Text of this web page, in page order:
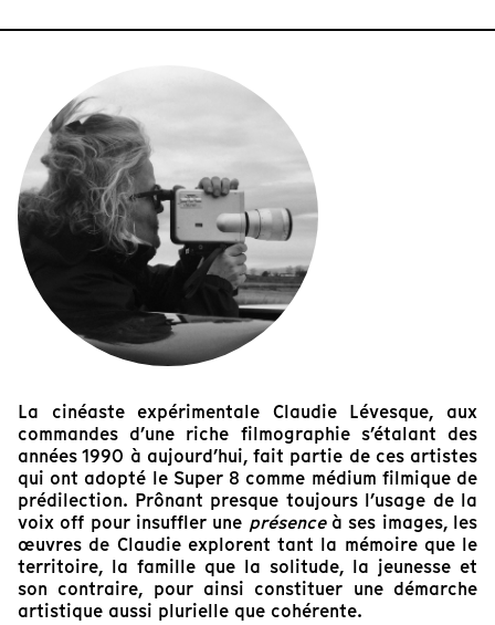
La cinéaste expérimentale Claudie Lévesque, aux
commandes d’une riche filmographie s’étalant des
années 1990 à aujourd’hui, fait partie de ces artistes
qui ont adopté le Super 8 comme médium filmique de
prédilection. Prônant presque toujours l’usage de la
voix off pour insuffler une présenceà ses images, les
œuvres de Claudie explorent tant la mémoire que le
territoire, la famille que la solitude, la jeunesse et
son contraire, pour ainsi constituer une démarche
artistique aussi plurielle que cohérente.